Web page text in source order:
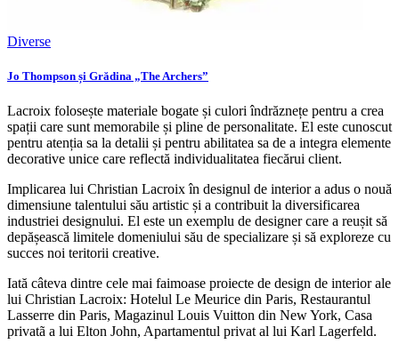
Diverse
Jo Thompson și Grădina „The Archers”
Lacroix folosește materiale bogate și culori îndrăznețe pentru a crea
spații care sunt memorabile și pline de personalitate. El este cunoscut
pentru atenția sa la detalii și pentru abilitatea sa de a integra elemente
decorative unice care reflectă individualitatea fiecărui client.
Implicarea lui Christian Lacroix în designul de interior a adus o nouă
dimensiune talentului său artistic și a contribuit la diversificarea
industriei designului. El este un exemplu de designer care a reușit să
depășească limitele domeniului său de specializare și să exploreze cu
succes noi teritorii creative.
Iată câteva dintre cele mai faimoase proiecte de design de interior ale
lui Christian Lacroix: Hotelul Le Meurice din Paris, Restaurantul
Lasserre din Paris, Magazinul Louis Vuitton din New York, Casa
privatã a lui Elton John, Apartamentul privat al lui Karl Lagerfeld.